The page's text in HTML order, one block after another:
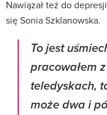
Nawiązał też do
się Sonia Szklanowska.
To jest
pracowałem
teledyskach,
może dwa i